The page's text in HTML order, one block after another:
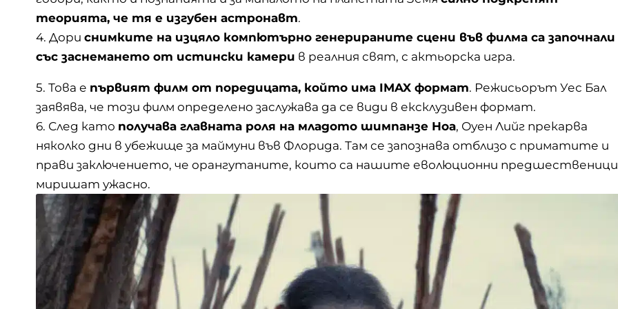
теорията, че тя е изгубен астронавт.
4. Дори снимките на изцяло компютърно генерираните сцени във филма са започнали
със заснемането от истински камери в реалния свят, с актьорска игра.
5. Това е първият филм от поредицата, който има IMAX формат. Режисьорът Уес Бал
заявява, че този филм определено заслужава да се види в ексклузивен формат.
6. След като получава главната роля на младото шимпанзе Ноа, Оуен Лийг прекарва
няколко дни в убежище за маймуни във Флорида. Там се запознава отблизо с приматите и
прави заключението, че орангутаните, които са нашите еволюционни
миришат ужасно.